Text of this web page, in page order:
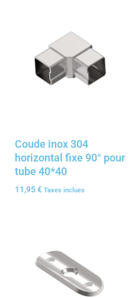
Coude inox 304
horizontal fixe 90° pour
tube 40*40
11,95€ Taxes inclues